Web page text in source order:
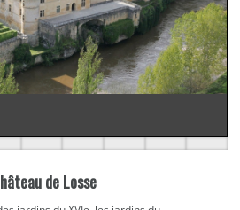
de Losse